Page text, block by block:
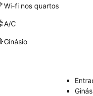
Wi-fi nos quartos
A/C
Ginásio